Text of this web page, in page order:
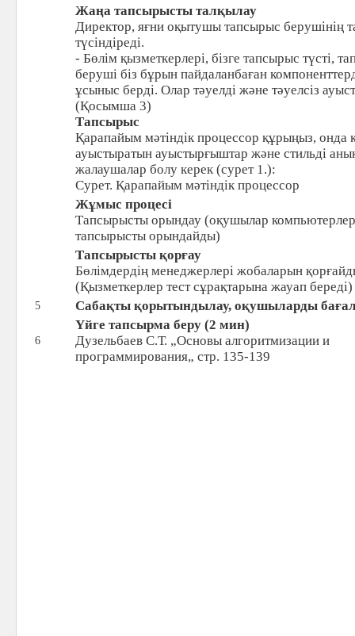
Жаңа тапсырысты талқылау
Директор, яғни оқытушы тапсырыс берушінің
түсіндіреді.
- Бөлім қызметкерлері, бізге тапсырыс түсті,
беруші біз бұрын пайдаланбаған
ұсыныс берді. Олар тәуелді және тәуелсіз
(Қосымша 3)
Тапсырыс
Қарапайым мәтіндік процессор құрыңыз, онда
ауыстыратын ауыстырғыштар және стильді
жалаушалар болу керек (сурет 1.):
Сурет. Қарапайым мәтіндік процессор
Жұмыс процесі
Тапсырысты орындау (оқушылар
тапсырысты орындайды)
Тапсырысты қорғау
Бөлімдердің менеджерлері жобаларын
(Қызметкерлер тест сұрақтарына жауап береді)
5 Сабақты қорытындылау, оқушыларды
6
Үйге тапсырма беру (2 мин)
Дузельбаев С.Т. „Основы алгоритмизации и
программирования„ стр. 135-139